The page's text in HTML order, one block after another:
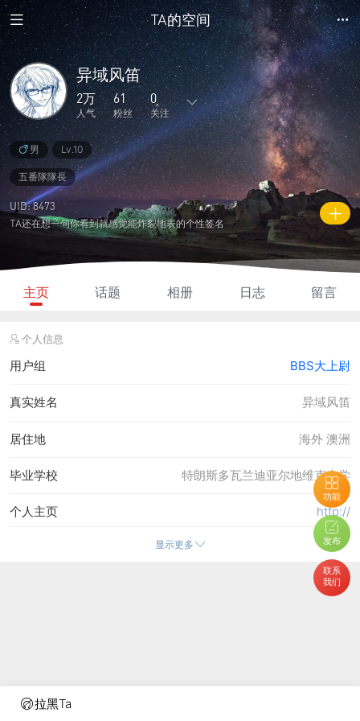
拉黑Ta
TA的空间
功能
发布
联系
我们
异域风笛
2万
人气
61
粉丝
0
关注
236
主题
1763
回复
1
日志
1
相册
8
好友
61
粉丝 关注
4
说说
2万
人气
1万
积分
男 Lv.10
五番隊隊長
UID: 8473
TA还在想一句你看到就感觉能炸裂地表的个性签名
主页 话题 相册 日志 留言
个人信息
用户组 BBS大上尉
异域风笛
真实姓名
海外 澳洲
居住地
特朗斯多瓦兰迪亚尔地维克大学
毕业学校
http://
个人主页
2568 小时
17-11-2008 08:52
显示更多